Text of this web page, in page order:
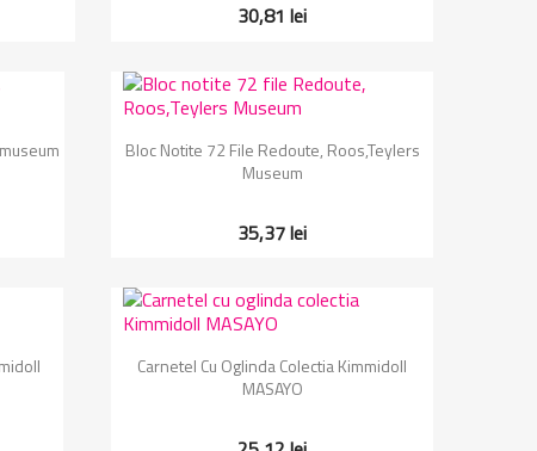
30,81 lei
Vizualizare rapida
Bloc Notite 72 File Redoute, Roos,Teylers
Museum
35,37 lei
Vizualizare rapida
Carnetel Cu Oglinda Colectia Kimmidoll
MASAYO